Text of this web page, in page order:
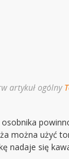
artykuł ogólny
można użyć
nadaje się